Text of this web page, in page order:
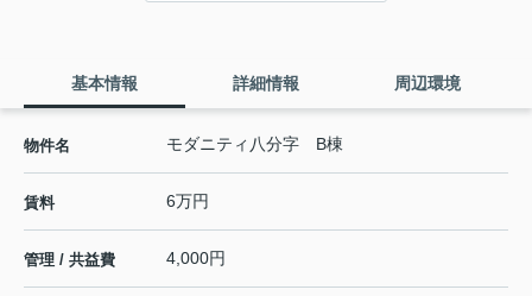
基本情報 詳細情報 周辺環境
物件名 モダニティ八分字 B棟
賃料 6万円
管理 / 共益費 4,000円